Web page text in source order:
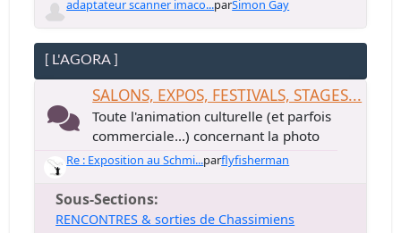
adaptateur scanner imaco...parSimon Gay
[ L'AGORA ]
SALONS, EXPOS, FESTIVALS, STAGES...
Toute l'animation culturelle (et parfois
commerciale...) concernant la photo
Re : Exposition au Schmi...parflyfisherman
Sous-Sections
RENCONTRES & sorties de Chassimiens